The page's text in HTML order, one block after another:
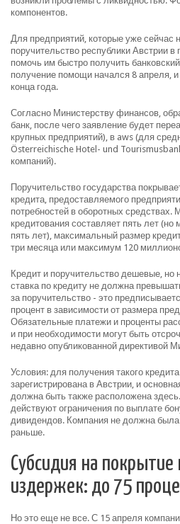
компонентов.
Для предприятий, которые уже сейчас
поручительство республики Австрии
помочь им быстро получить
получение помощи начался 8 апреля,
конца года.
Согласно Министерству финансов,
банк, после чего заявление будет
крупных предприятий), в aws (для
Österreichische Hotel- und
компаний).
Поручительство государства
кредита, предоставляемого
потребностей в оборотных средствах.
кредитования составляет пять лет
пять лет), максимальный размер
три месяца или максимум 120
Кредит и поручительство дешевые, но
ставка по кредиту не должна
за поручительство - это
процент в зависимости от размера
Обязательные платежи и проценты
и при необходимости могут быть
недавно опубликованной директивой
Условия: для получения такого
зарегистрирована в Австрии, и
должна быть также расположена
действуют ограничения по выплате
дивидендов. Компания не должна
раньше.
Субсидия на
издержек: до 75
Но это еще не все. С 15 апреля